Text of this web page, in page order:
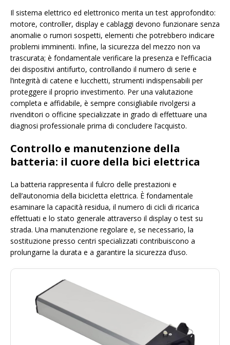
Il sistema elettrico ed elettronico merita un test approfondito:
motore, controller, display e cablaggi devono funzionare senza
anomalie o rumori sospetti, elementi che potrebbero indicare
problemi imminenti. Infine, la sicurezza del mezzo non va
trascurata; è fondamentale verificare la presenza e l’efficacia
dei dispositivi antifurto, controllando il numero di serie e
l’integrità di catene e lucchetti, strumenti indispensabili per
proteggere il proprio investimento. Per una valutazione
completa e affidabile, è sempre consigliabile rivolgersi a
rivenditori o officine specializzate in grado di effettuare una
diagnosi professionale prima di concludere l’acquisto.
Controllo e manutenzione della
batteria: il cuore della bici elettrica
La batteria rappresenta il fulcro delle prestazioni e
dell’autonomia della bicicletta elettrica. È fondamentale
esaminare la capacità residua, il numero di cicli di ricarica
effettuati e lo stato generale attraverso il display o test su
strada. Una manutenzione regolare e, se necessario, la
sostituzione presso centri specializzati contribuiscono a
prolungarne la durata e a garantire la sicurezza d’uso.